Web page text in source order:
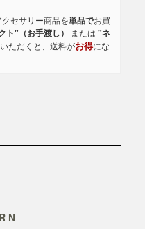
セサリー商品を単品でお買
ト"（お手渡し） または "ネ
ただくと、送料がお得にな